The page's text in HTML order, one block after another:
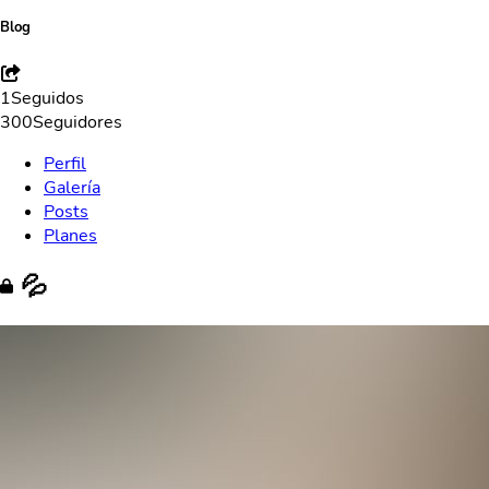
Blog
1Seguidos
300Seguidores
Perfil
Galería
Posts
Planes
💦